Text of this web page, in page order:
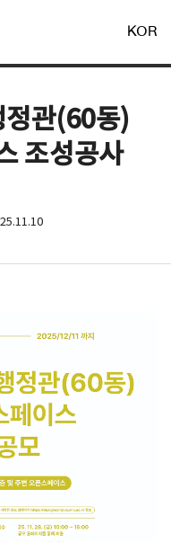
KOR
관(60동)
조성공사